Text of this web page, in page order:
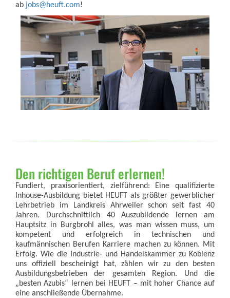
ab jobs@heuft.com!
Den richtigen Beruf erlernen!
Fundiert, praxisorientiert, zielführend: Eine qualifizierte
Inhouse-Ausbildung bietet HEUFT als größter gewerblicher
Lehrbetrieb im Landkreis Ahrweiler schon seit fast 40
Jahren. Durchschnittlich 40 Auszubildende lernen am
Hauptsitz in Burgbrohl alles, was man wissen muss, um
kompetent und erfolgreich in technischen und
kaufmännischen Berufen Karriere machen zu können. Mit
Erfolg. Wie die Industrie- und Handelskammer zu Koblenz
uns offiziell bescheinigt hat, zählen wir zu den besten
Ausbildungsbetrieben der gesamten Region. Und die
„besten Azubis“ lernen bei HEUFT – mit hoher Chance auf
eine anschließende Übernahme.